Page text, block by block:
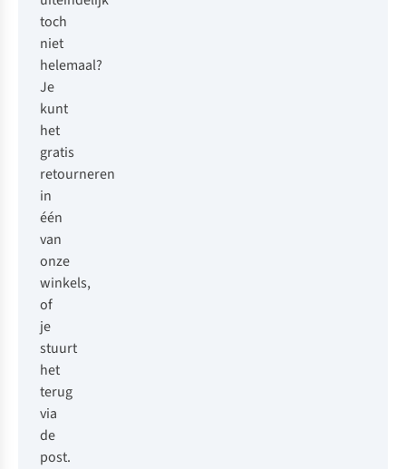
toch
niet
helemaal?
Je
kunt
het
gratis
retourneren
in
één
van
onze
winkels,
of
je
stuurt
het
terug
via
de
post.